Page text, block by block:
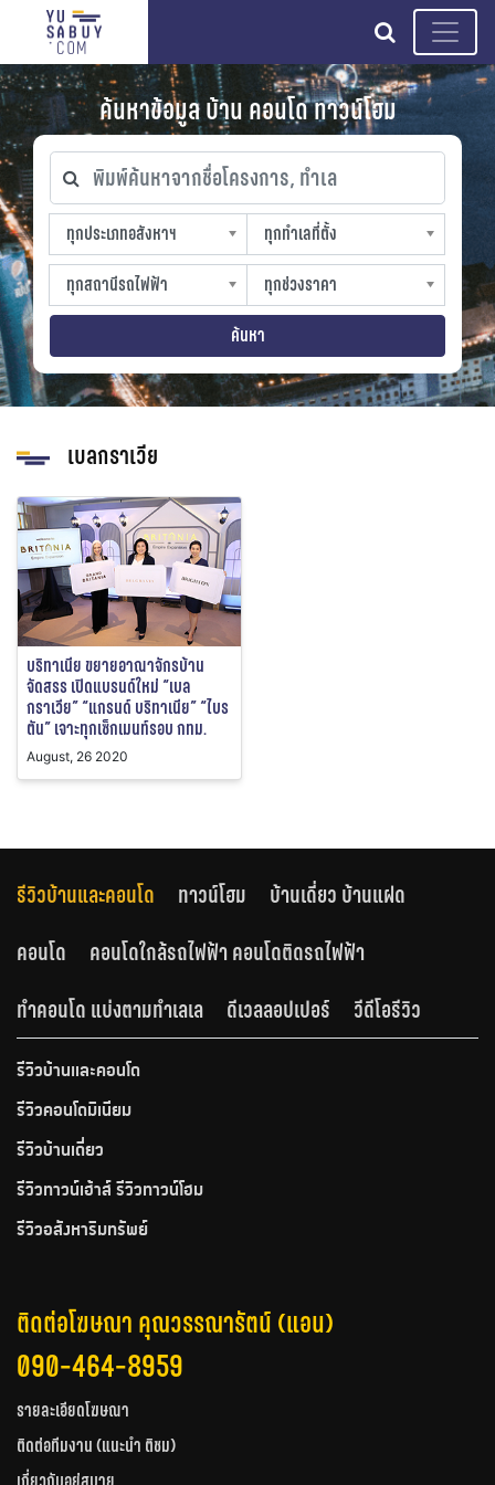
search
ค้นหาข้อมูล บ้าน คอนโด ทาวน์โฮม
พิมพ์ค้นหาจากชื่อโครงการ, ทำเล
ทุกประเภทอสังหาฯ
ทุกประเภทอสังหาฯ
sproperty
ทุกทำเลที่ตั้ง
ทุกทำเลที่ตั้ง
slocation
ทุกสถานีรถไฟฟ้า
ทุกสถานีรถไฟฟ้า
strain-station
ทุกช่วงราคา
ทุกช่วงราคา
sprice
ค้นหา
เบลกราเวีย
บริทาเนีย ขยายอาณาจักรบ้าน
จัดสรร เปิดแบรนด์ใหม่ “เบล
กราเวีย” “แกรนด์ บริทาเนีย” “ไบร
ตัน” เจาะทุกเซ็กเมนท์รอบ กทม.
August, 26 2020
รีวิวบ้านและคอนโด ทาวน์โฮม
บ้านเดี่ยว บ้านแฝด
คอนโด
คอนโดใกล้รถไฟฟ้า คอนโดติดรถไฟฟ้า
ทำคอนโด แบ่งตามทำเลเล
ดีเวลลอปเปอร์ วีดีโอรีวิว
รีวิวบ้านและคอนโด
รีวิวคอนโดมิเนียม
รีวิวบ้านเดี่ยว
รีวิวทาวน์เฮ้าส์ รีวิวทาวน์โฮม
รีวิวอสังหาริมทรัพย์
ติดต่อโฆษณา คุณวรรณารัตน์ (แอน)
090-464-8959
รายละเอียดโฆษณา
ติดต่อทีมงาน (แนะนำ ติชม)